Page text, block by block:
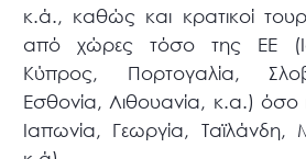
κ.ά., καθώς και κρατικοί
από χώρες τόσο της ΕΕ
Κύπρος, Πορτογαλία,
Εσθονία, Λιθουανία, κ.α.) όσο
Ιαπωνία, Γεωργία, Ταϊλάνδη,